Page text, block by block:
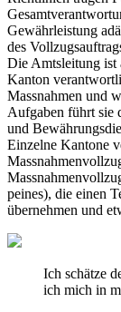
Gewährleistung
des
Die Amtsleitung ist
Kanton
Massnahmen und
Aufgaben führt sie
und
Einzelne Kantone
peines), die einen
übernehmen und
Ich schätze
ich mich in